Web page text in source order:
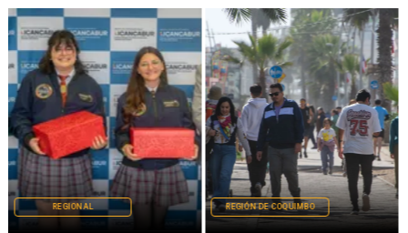
REGIONAL REGIÓN DE COQUIMBO